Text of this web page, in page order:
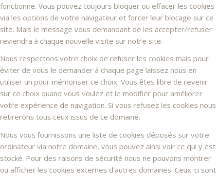
fonctionne. Vous pouvez toujours bloquer ou effacer les cookies
via les options de votre navigateur et forcer leur blocage sur ce
site. Mais le message vous demandant de les accepter/refuser
reviendra à chaque nouvelle visite sur notre site.
Nous respectons votre choix de refuser les cookies mais pour
éviter de vous le demander à chaque page laissez nous en
utiliser un pour mémoriser ce choix. Vous êtes libre de revenir
sur ce choix quand vous voulez et le modifier pour améliorer
votre expérience de navigation. Si vous refusez les cookies nous
retirerons tous ceux issus de ce domaine.
Nous vous fournissons une liste de cookies déposés sur votre
ordinateur via notre domaine, vous pouvez ainsi voir ce qui y est
stocké. Pour des raisons de sécurité nous ne pouvons montrer
ou afficher les cookies externes d’autres domaines. Ceux-ci sont